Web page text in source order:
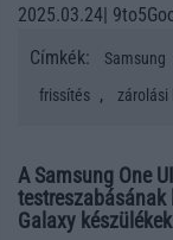
2025.03.24|
Címkék:
Samsung
frissítés , zárolási
A Samsung One
Galaxy